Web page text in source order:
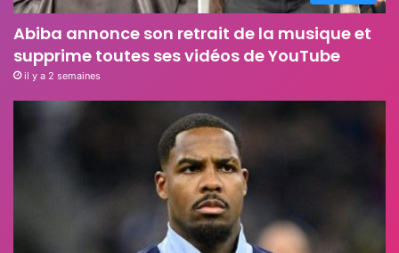
Abiba annonce son retrait de la musique et
supprime toutes ses vidéos de YouTube
il y a 2 semaines